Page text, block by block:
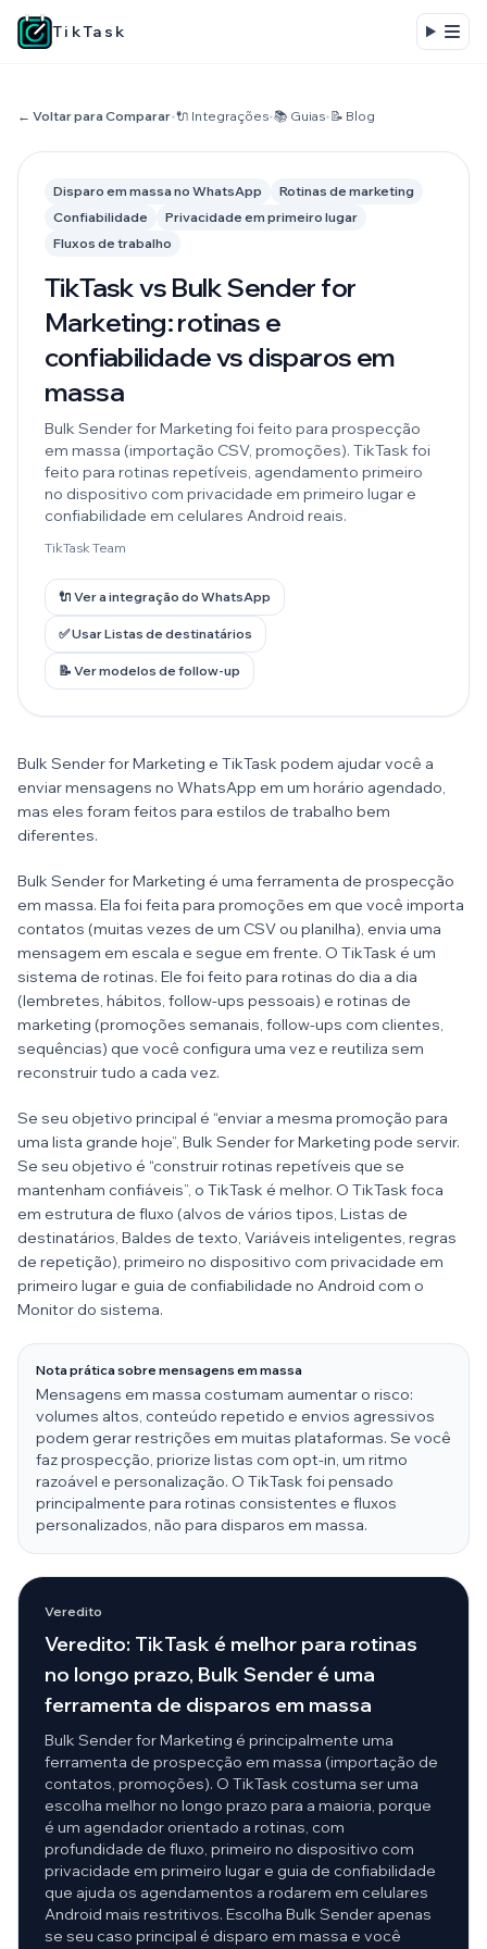
TikTask
← Voltar para Comparar•🔌 Integrações•📚 Guias•📝 Blog
Disparo em massa no WhatsApp
Rotinas de marketing
Confiabilidade
Privacidade em primeiro lugar
Fluxos de trabalho
TikTask vs Bulk Sender for
Marketing: rotinas e
confiabilidade vs disparos em
massa
Bulk Sender for Marketing foi feito para prospecção
em massa (importação CSV, promoções). TikTask foi
feito para rotinas repetíveis, agendamento primeiro
no dispositivo com privacidade em primeiro lugar e
confiabilidade em celulares Android reais.
TikTask Team
🔌 Ver a integração do WhatsApp
✅ Usar Listas de destinatários
📝 Ver modelos de follow-up
Bulk Sender for Marketing e TikTask podem ajudar você a
enviar mensagens no WhatsApp em um horário agendado,
mas eles foram feitos para estilos de trabalho bem
diferentes.
Bulk Sender for Marketing é uma ferramenta de prospecção
em massa. Ela foi feita para promoções em que você importa
contatos (muitas vezes de um CSV ou planilha), envia uma
mensagem em escala e segue em frente. O TikTask é um
sistema de rotinas. Ele foi feito para rotinas do dia a dia
(lembretes, hábitos, follow-ups pessoais) e rotinas de
marketing (promoções semanais, follow-ups com clientes,
sequências) que você configura uma vez e reutiliza sem
reconstruir tudo a cada vez.
Se seu objetivo principal é “enviar a mesma promoção para
uma lista grande hoje”, Bulk Sender for Marketing pode servir.
Se seu objetivo é “construir rotinas repetíveis que se
mantenham confiáveis”, o TikTask é melhor. O TikTask foca
em estrutura de fluxo (alvos de vários tipos, Listas de
destinatários, Baldes de texto, Variáveis inteligentes, regras
de repetição), primeiro no dispositivo com privacidade em
primeiro lugar e guia de confiabilidade no Android com o
Monitor do sistema.
Nota prática sobre mensagens em massa
Mensagens em massa costumam aumentar o risco:
volumes altos, conteúdo repetido e envios agressivos
podem gerar restrições em muitas plataformas. Se você
faz prospecção, priorize listas com opt-in, um ritmo
razoável e personalização. O TikTask foi pensado
principalmente para rotinas consistentes e fluxos
personalizados, não para disparos em massa.
Veredito
Veredito: TikTask é melhor para rotinas
no longo prazo, Bulk Sender é uma
ferramenta de disparos em massa
Bulk Sender for Marketing é principalmente uma
ferramenta de prospecção em massa (importação de
contatos, promoções). O TikTask costuma ser uma
escolha melhor no longo prazo para a maioria, porque
é um agendador orientado a rotinas, com
profundidade de fluxo, primeiro no dispositivo com
privacidade em primeiro lugar e guia de confiabilidade
que ajuda os agendamentos a rodarem em celulares
Android mais restritivos. Escolha Bulk Sender apenas
se seu caso principal é disparo em massa e você